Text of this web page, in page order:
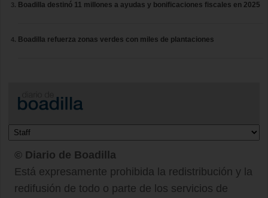
Boadilla destinó 11 millones a ayudas y bonificaciones fiscales en 2025
Boadilla refuerza zonas verdes con miles de plantaciones
© Diario de Boadilla
Está expresamente prohibida la redistribución y la
redifusión de todo o parte de los servicios de